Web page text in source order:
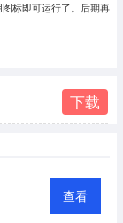
标即可运行了。 后期再
下载
查看